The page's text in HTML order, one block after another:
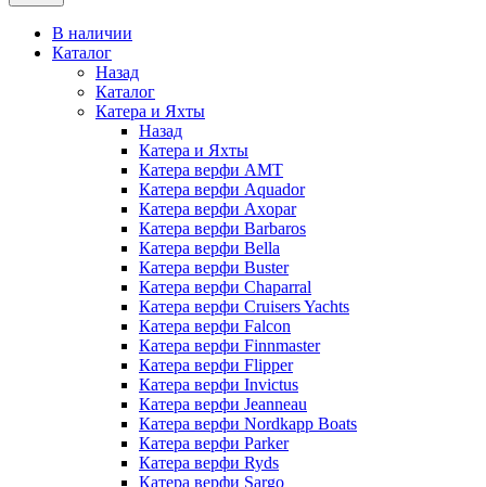
В наличии
Каталог
Назад
Каталог
Катера и Яхты
Назад
Катера и Яхты
Катера верфи AMT
Катера верфи Aquador
Катера верфи Axopar
Катера верфи Barbaros
Катера верфи Bella
Катера верфи Buster
Катера верфи Chaparral
Катера верфи Cruisers Yachts
Катера верфи Falcon
Катера верфи Finnmaster
Катера верфи Flipper
Катера верфи Invictus
Катера верфи Jeanneau
Катера верфи Nordkapp Boats
Катера верфи Parker
Катера верфи Ryds
Катера верфи Sargo